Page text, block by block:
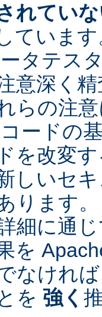
れてい
ていま
タテス
意深く
らの注
ードの
を改変
しいセ
ります
細に通
を
なけれ
を 強く